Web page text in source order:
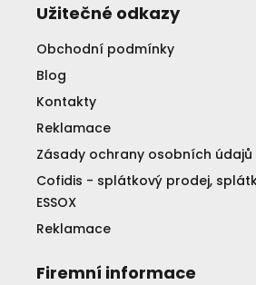
Užitečné odkazy
Obchodní podmínky
Blog
Kontakty
Reklamace
Zásady ochrany osobních údajů
Cofidis - splátkový prodej,
ESSOX
Reklamace
Firemní informace